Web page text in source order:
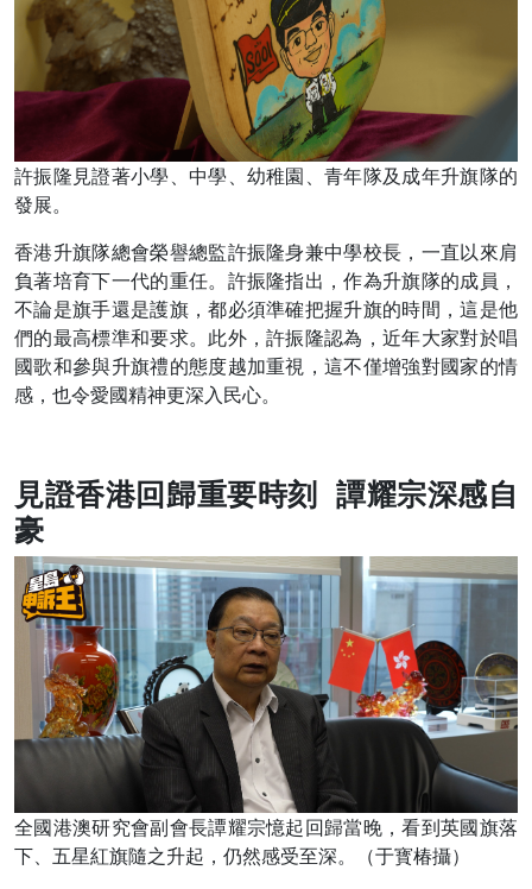
許振隆見證著小學、中學、幼稚園、青年隊及成年升旗隊的
發展。
香港升旗隊總會榮譽總監許振隆身兼中學校長，一直以來肩
負著培育下一代的重任。許振隆指出，作為升旗隊的成員，
不論是旗手還是護旗，都必須準確把握升旗的時間，這是他
們的最高標準和要求。此外，許振隆認為，近年大家對於唱
國歌和參與升旗禮的態度越加重視，這不僅增強對國家的情
感，也令愛國精神更深入民心。
見證香港回歸重要時刻 譚耀宗深感自
豪
全國港澳研究會副會長譚耀宗憶起回歸當晚，看到英國旗落
下、五星紅旗隨之升起，仍然感受至深。（于寳椿攝）